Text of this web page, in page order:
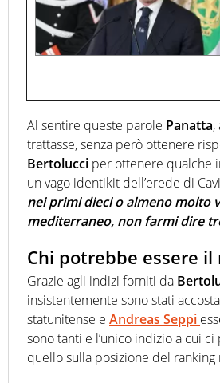
Al sentire queste parole Panatta,
trattasse, senza però ottenere
Bertolucci per ottenere qualche
un vago identikit dell’erede di
nei primi dieci o almeno molto
mediterraneo, non farmi dire
Chi potrebbe essere
Grazie agli indizi forniti da
insistentemente sono stati
statunitense e Andreas Seppi
sono tanti e l’unico indizio a cui
quello sulla posizione del ranking